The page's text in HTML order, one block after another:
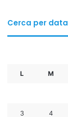
Cerca per data
L M
3 4